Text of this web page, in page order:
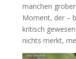
manchen
Moment, der –
kritisch
nichts merkt,